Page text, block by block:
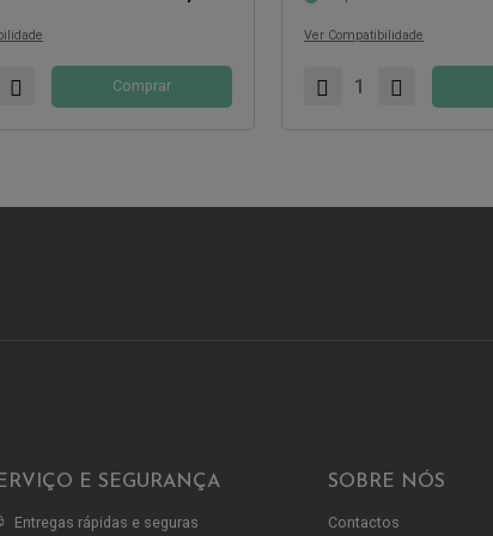
Comprar
Ver Compatibilidade
Compatível com:
E SEGURANÇA
Entregas rápidas e seguras
SOBRE NÓS
Contactos